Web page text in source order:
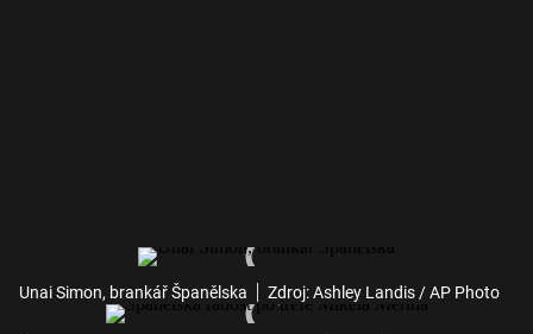
Unai Simon, brankář Španělska Zdroj: Ashley Landis / AP Photo